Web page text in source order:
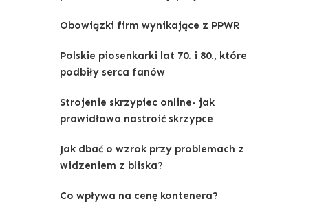
Obowiązki firm wynikające z PPWR
Polskie piosenkarki lat 70. i 80., które
podbiły serca fanów
Strojenie skrzypiec online- jak
prawidłowo nastroić skrzypce
Jak dbać o wzrok przy problemach z
widzeniem z bliska?
Co wpływa na cenę kontenera?